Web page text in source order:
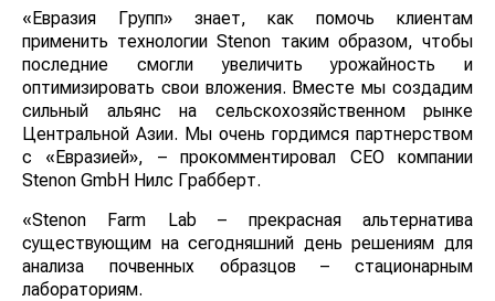
«Евразия Групп» знает, как помочь клиентам
применить технологии Stenon таким образом, чтобы
последние смогли увеличить урожайность и
оптимизировать свои вложения. Вместе мы создадим
сильный альянс на сельскохозяйственном рынке
Центральной Азии. Мы очень гордимся партнерством
с «Евразией», – прокомментировал CEO компании
Stenon GmbH Нилс Грабберт.
«Stenon Farm Lab – прекрасная альтернатива
существующим на сегодняшний день решениям для
анализа почвенных образцов – стационарным
лабораториям.